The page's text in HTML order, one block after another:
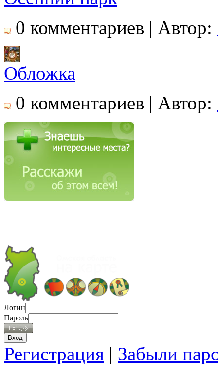
0 комментариев | Автор:
Обложка
0 комментариев | Автор:
Логин
Пароль
Регистрация | Забыли